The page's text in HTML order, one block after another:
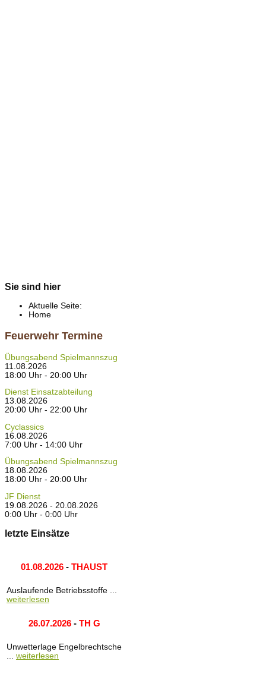
Sie sind hier
Aktuelle Seite:
Home
Feuerwehr Termine
Übungsabend Spielmannszug
11.08.2026
18:00 Uhr - 20:00 Uhr
Dienst Einsatzabteilung
13.08.2026
20:00 Uhr - 22:00 Uhr
Cyclassics
16.08.2026
7:00 Uhr - 14:00 Uhr
Übungsabend Spielmannszug
18.08.2026
18:00 Uhr - 20:00 Uhr
JF Dienst
19.08.2026 - 20.08.2026
0:00 Uhr - 0:00 Uhr
letzte Einsätze
01.08.2026 - THAUST
Auslaufende Betriebsstoffe ...
weiterlesen
26.07.2026- TH G
Unwetterlage Engelbrechtsche
... weiterlesen